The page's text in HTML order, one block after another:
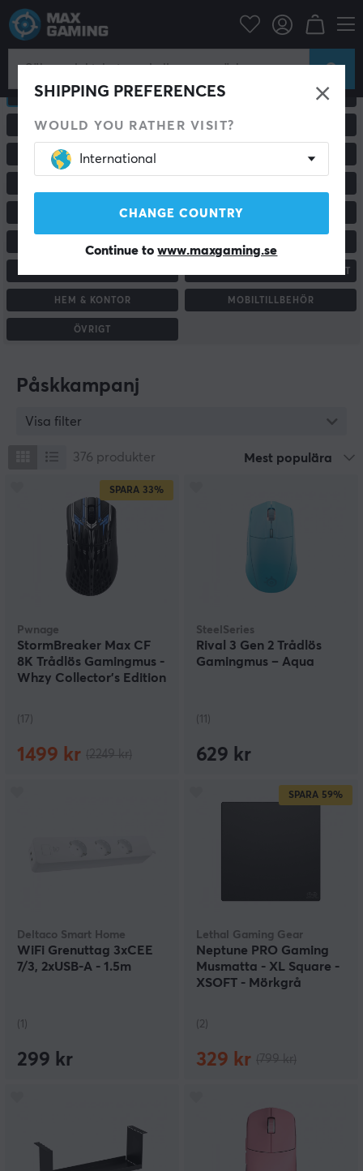
SHIPPING PREFERENCES
WOULD YOU RATHER VISIT?
International
CHANGE COUNTRY
Continue towww.maxgaming.se
ALLA PRODUKTER
TANGENTBORD GAMINGSTOLAR & TILLBEHÖR
PC & BILDSKÄRMAR
MUSMATTOR HANDKONTROLLER
HEM & KONTOR MOBILTILLBEHÖR
ÖVRIGT
Påskkampanj
Visa filter
376 produkter Mest populära
SPARA 33%
Pwnage
StormBreaker Max CF
8K Trådlös Gamingmus -
Whzy Collector's Edition
(17)
1499 kr
SteelSeries
Rival 3 Gen 2 Trådlös
Gamingmus – Aqua
(11)
629 kr
Deltaco Smart Home
WiFi Grenuttag 3xCEE
7/3, 2xUSB-A - 1.5m
(1)
299 kr
SPARA 59%
Lethal Gaming Gear
Neptune PRO Gaming
Musmatta - XL Square -
XSOFT - Mörkgrå
(2)
329 kr